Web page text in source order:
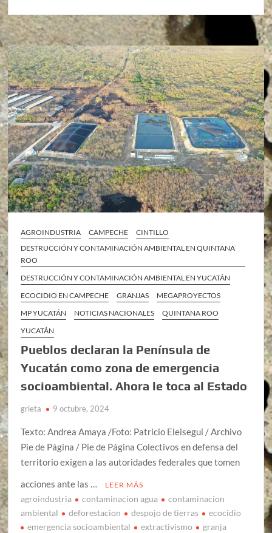
AGROINDUSTRIA CAMPECHE
CINTILLO
DESTRUCCIÓN Y CONTAMINACIÓN AMBIENTAL EN QUINTANA
ROO
DESTRUCCIÓN Y CONTAMINACIÓN AMBIENTAL EN YUCATÁN
ECOCIDIO EN CAMPECHE
GRANJAS
MEGAPROYECTOS
MP YUCATÁN
NOTICIAS NACIONALES
QUINTANA ROO
YUCATÁN
Pueblos declaran la Península de
Yucatán como zona de emergencia
socioambiental. Ahora le toca al Estado
grieta 9 octubre, 2024
Texto: Andrea Amaya /Foto: Patricio Eleisegui / Archivo
Pie de Página / Pie de Página Colectivos en defensa del
territorio exigen a las autoridades federales que tomen
acciones ante las …
LEER MÁS
agroindustria contaminacion agua
contaminacion
ambiental
deforestacion despojo de tierras
ecocidio
emergencia socioambiental
extractivismo
granja